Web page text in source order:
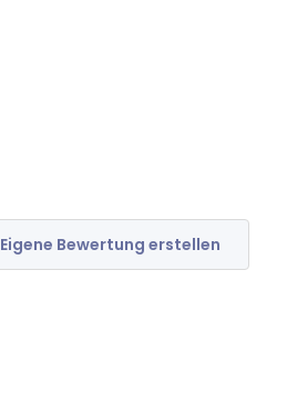
Eigene Bewertung erstellen